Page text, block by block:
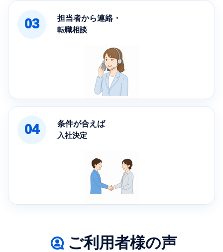
03
担当者から連絡・
転職相談
04
条件が合えば
入社決定
ご利用者様の声